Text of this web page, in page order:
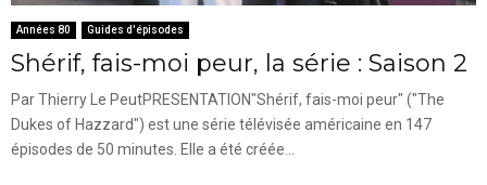
Années 80 Guides d'épisodes
Shérif, fais-moi peur, la série : Saison 2
Par Thierry Le PeutPRESENTATION"Shérif, fais-moi peur" ("The
Dukes of Hazzard") est une série télévisée américaine en 147
épisodes de 50 minutes. Elle a été créée...